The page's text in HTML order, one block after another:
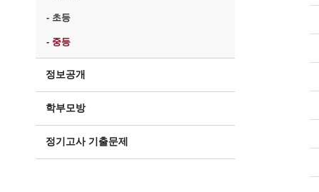
- 초등
- 중등
정보공개
학부모방
정기고사 기출문제